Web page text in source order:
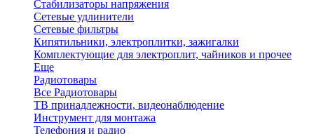
Стабилизаторы напряжения
Сетевые удлинители
Сетевые фильтры
Кипятильники, электроплитки, зажигалки
Комплектующие для электроплит, чайников и прочее
Еще
Радиотовары
Все Радиотовары
ТВ принадлежности, видеонаблюдение
Инструмент для монтажа
Телефония и радио